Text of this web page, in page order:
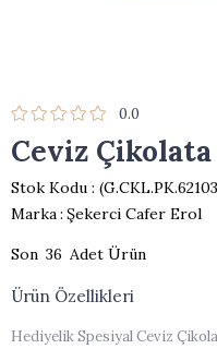
0.0
Ceviz
Stok Kodu
Marka: Şekerci Cafer Erol
36
Ürün Özellikleri
Hediyelik Spesiyal Ceviz